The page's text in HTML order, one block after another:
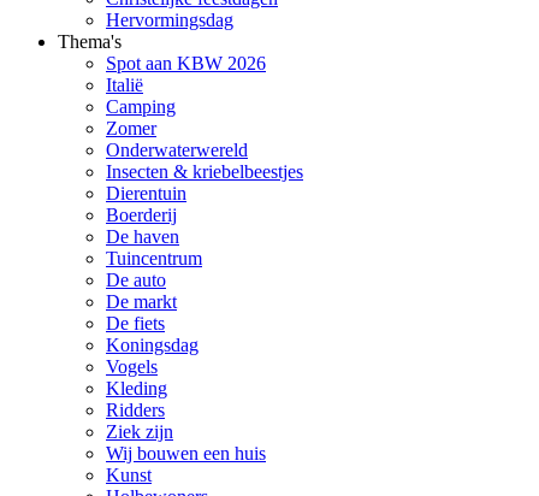
Hervormingsdag
Thema's
Spot aan KBW 2026
Italië
Camping
Zomer
Onderwaterwereld
Insecten & kriebelbeestjes
Dierentuin
Boerderij
De haven
Tuincentrum
De auto
De markt
De fiets
Koningsdag
Vogels
Kleding
Ridders
Ziek zijn
Wij bouwen een huis
Kunst